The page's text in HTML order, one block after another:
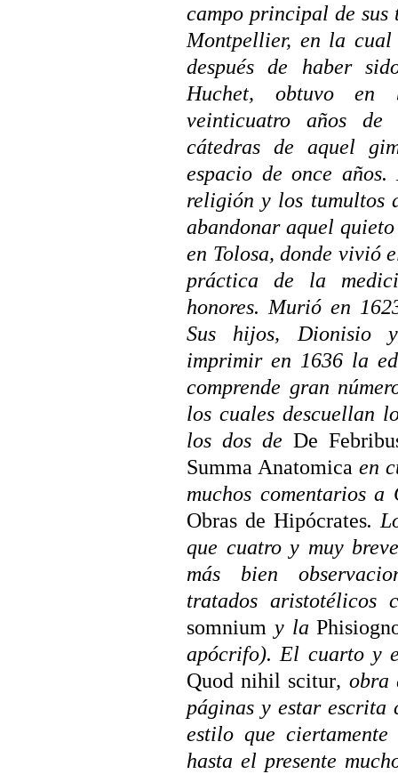
campo principal de
Montpellier, en la
después de haber
Huchet, obtuvo en
veinticuatro años
cátedras de aquel
espacio de once
religión y los tumultos
abandonar aquel
en Tolosa, donde vivió
práctica de la
honores. Murió en
Sus hijos, Dionisio
imprimiren 1636 la
comprende gran
los cuales descuellan
los dos de De
Summa Anatomica en
muchos comentarios
Obras de Hipócrates.
que cuatro y muy
más bien
tratados
somnium y la
apócrifo). El cuarto y
Quod nihil scitur, obra
páginas y estar escrita
estilo que
hasta el presente